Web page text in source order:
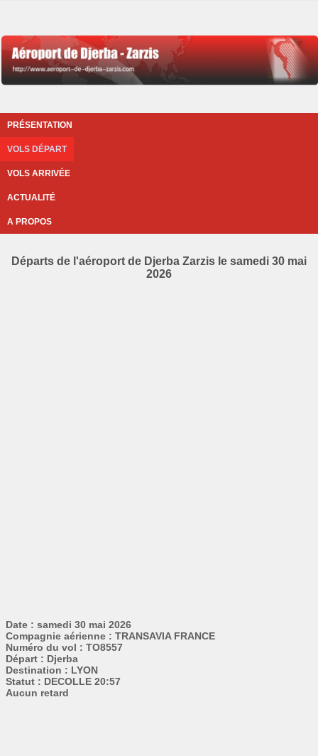
PRÉSENTATION
VOLS DÉPART
VOLS ARRIVÉE
ACTUALITÉ
A PROPOS
Départs de l'aéroport de Djerba Zarzis le samedi 30 mai
2026
Date : samedi 30 mai 2026
Compagnie aérienne : TRANSAVIA FRANCE
Numéro du vol : TO8557
Départ : Djerba
Destination : LYON
Statut : DECOLLE 20:57
Aucun retard